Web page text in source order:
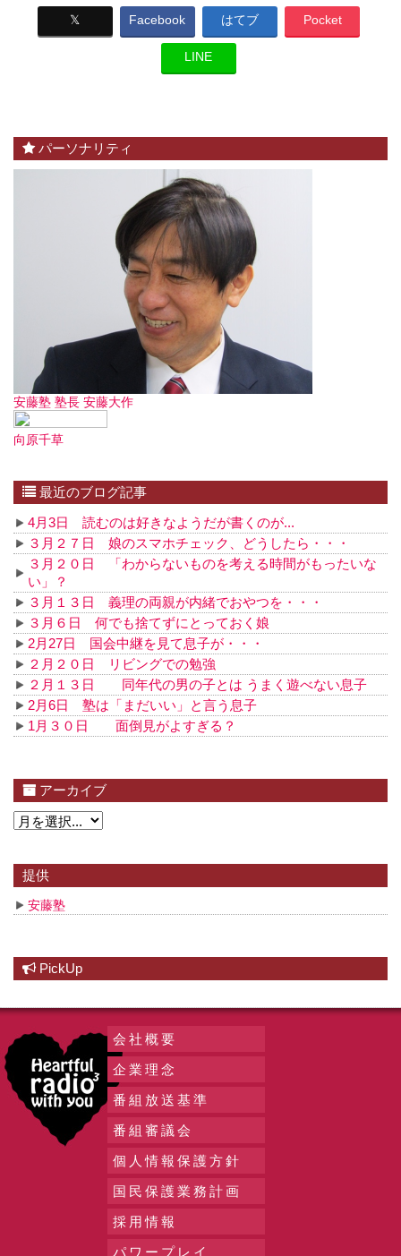
𝕏 Facebook はてブ Pocket
LINE
パーソナリティ
安藤塾 塾長 安藤大作
向原千草
最近のブログ記事
4月3日 読むのは好きなようだが書くのが...
３月２７日 娘のスマホチェック、どうしたら・・・
３月２０日 「わからないものを考える時間がもったいな
い」？
３月１３日 義理の両親が内緒でおやつを・・・
３月６日 何でも捨てずにとっておく娘
2月27日 国会中継を見て息子が・・・
２月２０日 リビングでの勉強
２月１３日 同年代の男の子とは うまく遊べない息子
2月6日 塾は「まだいい」と言う息子
1月３０日 面倒見がよすぎる？
アーカイブ
提供
安藤塾
PickUp
会社概要
企業理念
番組放送基準
番組審議会
個人情報保護方針
国民保護業務計画
採用情報
パワープレイ